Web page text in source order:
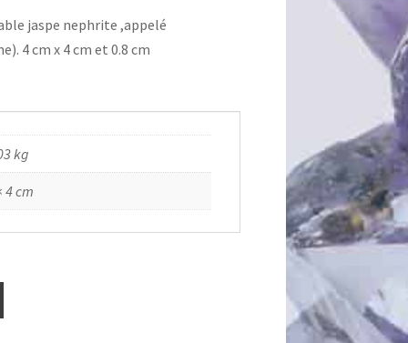
jaspe nephrite ,appelé
4 cm x 4 cm et 0.8 cm
kg
4 cm